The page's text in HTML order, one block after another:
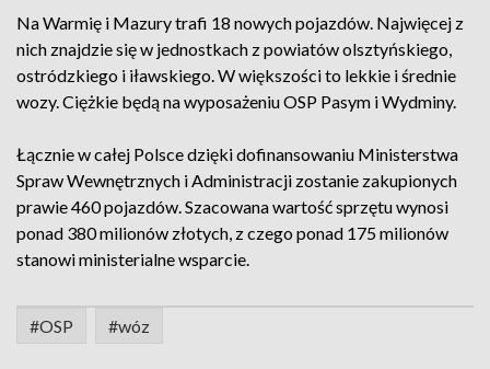
Na Warmię i Mazury trafi 18 nowych pojazdów. Najwięcej z
nich znajdzie się w jednostkach z powiatów olsztyńskiego,
ostródzkiego i iławskiego. W większości to lekkie i średnie
wozy. Ciężkie będą na wyposażeniu OSP Pasym i Wydminy.
Łącznie w całej Polsce dzięki dofinansowaniu Ministerstwa
Spraw Wewnętrznych i Administracji zostanie zakupionych
prawie 460 pojazdów. Szacowana wartość sprzętu wynosi
ponad 380 milionów złotych, z czego ponad 175 milionów
stanowi ministerialne wsparcie.
#OSP #wóz